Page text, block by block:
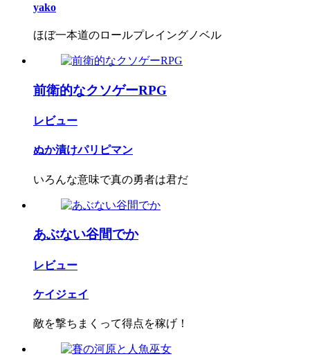
yako
ほぼ一本道のロールプレイングノベル
前衛的なクソゲーRPG
レビュー
ぬか漬けパリピマン
いろんな意味で真の勇者は君だ
あぶない谷間でか
レビュー
ケイジェイ
敵を撃ちまくって得点を稼げ！